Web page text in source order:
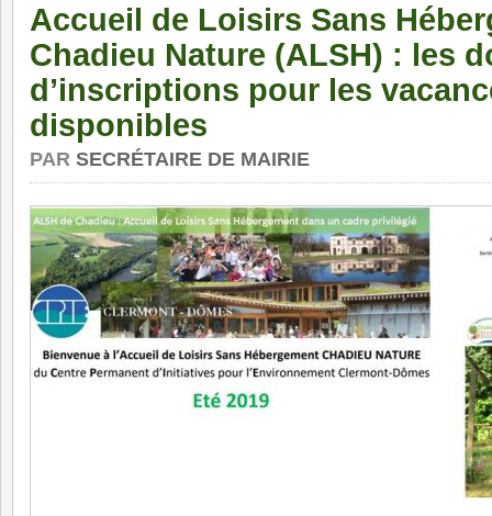
Accueil de Loisirs Sans
Chadieu Nature (ALSH) : les
d’inscriptions pour les
disponibles
PAR SECRÉTAIRE DE MAIRIE